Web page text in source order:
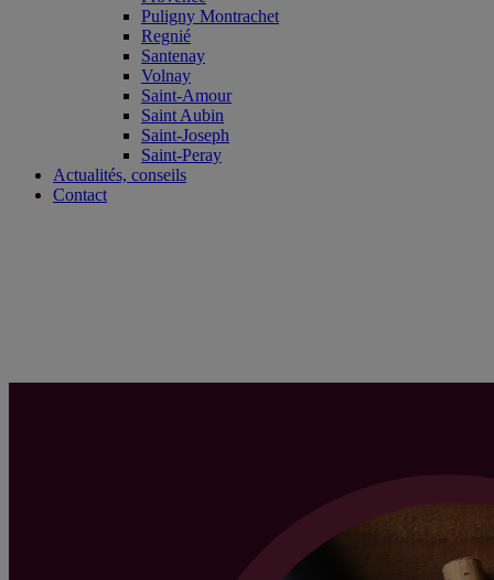
Puligny Montrachet
Regnié
Santenay
Volnay
Saint-Amour
Saint Aubin
Saint-Joseph
Saint-Peray
Actualités, conseils
Contact